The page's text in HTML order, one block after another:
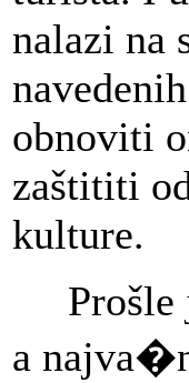
nalazi na
obnoviti
zaštititi
kulture.
Prošle
a